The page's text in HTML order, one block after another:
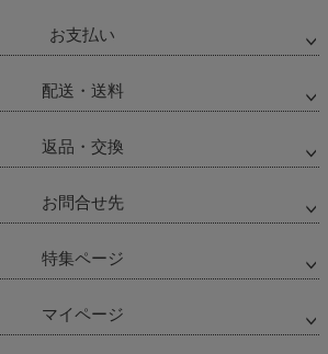
お支払い
配送・送料
返品・交換
お問合せ先
特集ページ
マイページ